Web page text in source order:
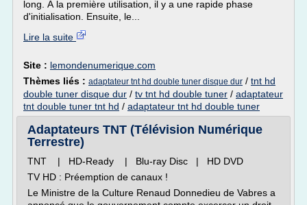
long. À la première utilisation, il y a une rapide phase
d'initialisation. Ensuite, le...
Lire la suite
Site : lemondenumerique.com
Thèmes liés : adaptateur tnt hd double tuner disque dur / tnt hd
double tuner disque dur / tv tnt hd double tuner / adaptateur
tnt double tuner tnt hd / adaptateur tnt hd double tuner
Adaptateurs TNT (Télévision Numérique
Terrestre)
TNT | HD-Ready | Blu-ray Disc | HD DVD
TV HD : Préemption de canaux !
Le Ministre de la Culture Renaud Donnedieu de Vabres a